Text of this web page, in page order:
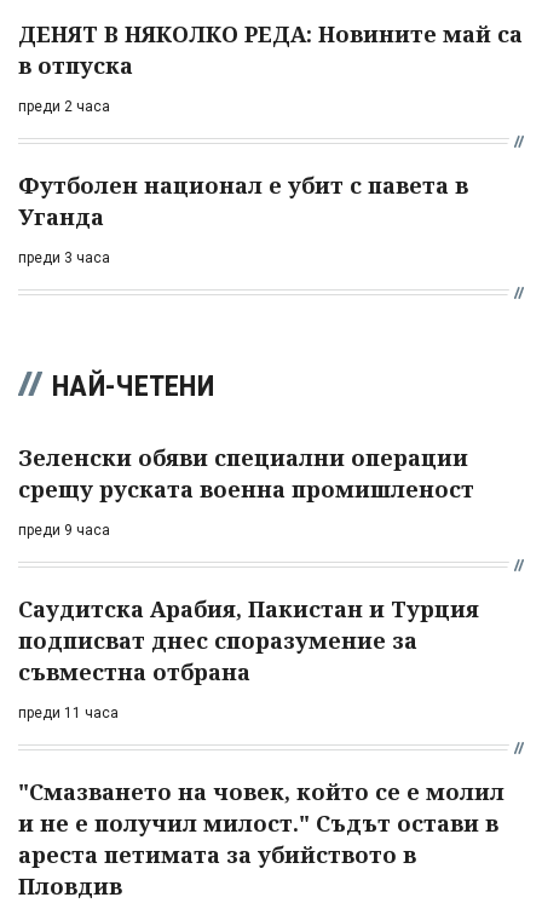
ДЕНЯТ В НЯКОЛКО РЕДА: Новините май са
в отпуска
преди 2 часа
Футболен национал е убит с павета в
Уганда
преди 3 часа
НАЙ-ЧЕТЕНИ
Зеленски обяви специални операции
срещу руската военна промишленост
преди 9 часа
Саудитска Арабия, Пакистан и Турция
подписват днес споразумение за
съвместна отбрана
преди 11 часа
"Смазването на човек, който се е молил
и не е получил милост." Съдът остави в
ареста петимата за убийството в
Пловдив